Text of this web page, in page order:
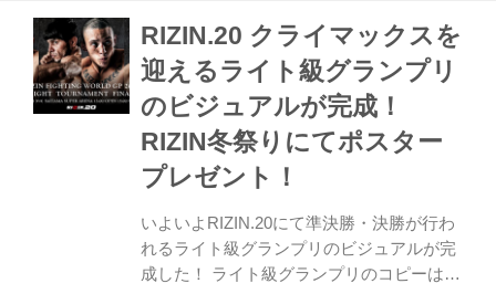
取ることが出来ます。 登録方法（友達追加
方法） LINE ID：@rizinff アカウント名：
RIZIN FF ≫ RIZIN FF LINE登録（友達に追
加）はこちら 壁紙の受取方法 以下の文字
をRIZIN FF アカウントのトーク画面で入...
RIZIN.20 クライマックスを
迎えるライト級グランプリ
のビジュアルが完成！
RIZIN冬祭りにてポスター
プレゼント！
いよいよRIZIN.20にて準決勝・決勝が行わ
れるライト級グランプリのビジュアルが完
成した！ ライト級グランプリのコピーは